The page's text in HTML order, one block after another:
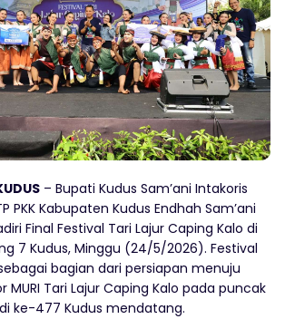
– Bupati Kudus Sam’ani Intakoris
PKK Kabupaten Kudus Endhah Sam’ani
Final Festival Tari Lajur Caping Kalo di
7 Kudus, Minggu (24/5/2026). Festival
bagian dari persiapan menuju
Tari Lajur Caping Kalo pada puncak
ke-477 Kudus mendatang.